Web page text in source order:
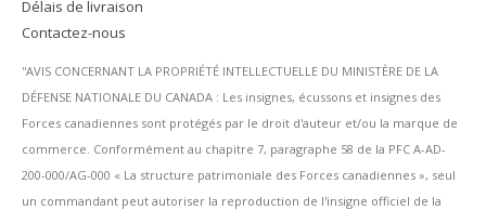
Délais de livraison
Contactez-nous
''AVIS CONCERNANT LA PROPRIÉTÉ INTELLECTUELLE DU MINISTÈRE DE LA
DÉFENSE NATIONALE DU CANADA : Les insignes, écussons et insignes des
Forces canadiennes sont protégés par le droit d'auteur et/ou la marque de
commerce. Conformément au chapitre 7, paragraphe 58 de la PFC A-AD-
200-000/AG-000 « La structure patrimoniale des Forces canadiennes », seul
un commandant peut autoriser la reproduction de l'insigne officiel de la